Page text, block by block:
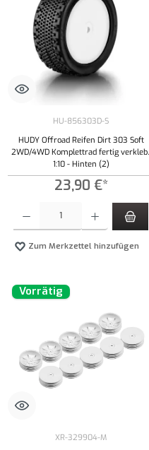
HU-856303D-S
HUDY Offroad Reifen Dirt 303 Soft
2WD/4WD Komplettrad fertig verklebt
1:10 - Hinten (2)
23,90 €*
Produkt Anzahl: Gib den gewünschten
Zum Merkzettel hinzufügen
Vorrätig
XR-329904-M